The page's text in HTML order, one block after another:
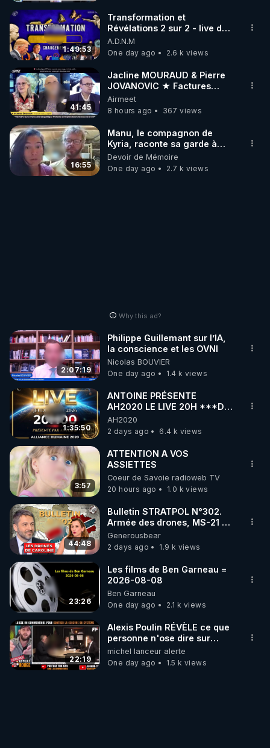
1:49:53
Transformation et
Révélations 2 sur 2 - live du
07/08/26
A.D.N.M
One day ago
2.6 k views
41:45
Jacline MOURAUD & Pierre
JOVANOVIC ★ Factures
Impayées : Où Est Passé Le
Pognon ?
Airmeet
8 hours ago
367 views
16:55
Manu, le compagnon de
Kyria, raconte sa garde à
vue musclée. PARTAGEZ!
Devoir de Mémoire
One day ago
2.7 k views
Why this ad?
2:07:19
Philippe Guillemant sur l’IA,
la conscience et les OVNI
Nicolas BOUVIER
One day ago
1.4 k views
1:35:50
ANTOINE PRÉSENTE
AH2020 LE LIVE 20H ***DU
06/08/2026***
AH2020
2 days ago
6.4 k views
3:57
ATTENTION A VOS
ASSIETTES
Coeur de Savoie radioweb TV
20 hours ago
1.0 k views
44:48
Bulletin STRATPOL N°302.
Armée des drones, MS-21 en
série, missiles coréens.
07.08.2026.
Generousbear
2 days ago
1.9 k views
23:26
Les films de Ben Garneau =
2026-08-08
Ben Garneau
One day ago
2.1 k views
22:19
Alexis Poulin RÉVÈLE ce que
personne n'ose dire sur
l'Union européenne (C'est
explosif)
michel lanceur alerte
One day ago
1.5 k views